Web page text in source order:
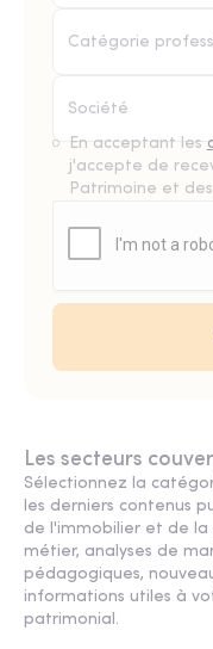
Catégorie
En acceptant les
j'accepte de
Patrimoine et
Les secteurs
Sélectionnez la
les derniers contenus
de l'immobilier et de
métier, analyses de
pédagogiques,
informations utiles à
patrimonial.